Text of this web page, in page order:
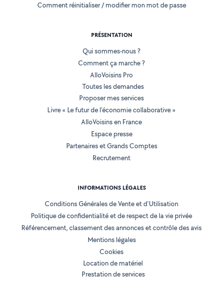
Comment réinitialiser / modifier mon mot de passe
PRÉSENTATION
Qui sommes-nous ?
Comment ça marche ?
AlloVoisins Pro
Toutes les demandes
Proposer mes services
Livre « Le futur de l'économie collaborative »
AlloVoisins en France
Espace presse
Partenaires et Grands Comptes
Recrutement
INFORMATIONS LÉGALES
Conditions Générales de Vente et d'Utilisation
Politique de confidentialité et de respect de la vie privée
Référencement, classement des annonces et contrôle des avis
Mentions légales
Cookies
Location de matériel
Prestation de services